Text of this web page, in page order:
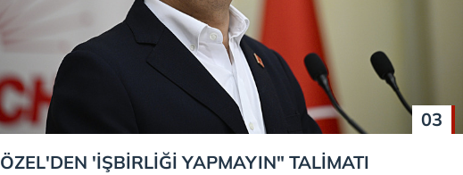
03
ÖZEL'DEN 'İŞBİRLİĞİ YAPMAYIN" TALİMATI